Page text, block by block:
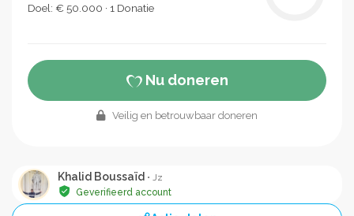
Doel: € 50.000 · 1 Donatie
Nu doneren
Veilig en betrouwbaar doneren
Khalid Boussaïd • Jz
Geverifieerd account